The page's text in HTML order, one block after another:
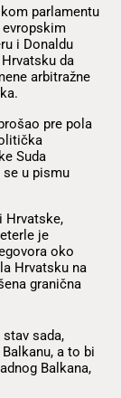
parlamentu
i Donaldu
da
arbitražne
pre pola
Suda
se u pismu
Hrvatske,
je
oko
Hrvatsku na
granična
sada,
a to bi
Balkana,